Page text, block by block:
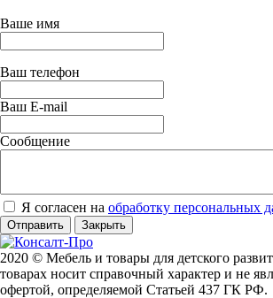
Ваше имя
Ваш телефон
Ваш E-mail
Сообщение
Я согласен на обработку персональных
Отправить Закрыть
2020 © Мебель и товары для детского
товарах носит справочный характер и не
офертой, определяемой Статьей 437 ГК РФ.